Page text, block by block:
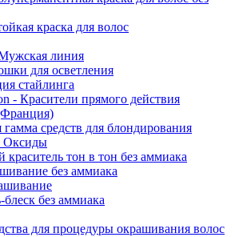
краска для волос
линия
для осветления
стайлинга
- Красители прямого действия
средств для блондирования
Оксиды
тон в тон без аммиака
без аммиака
без аммиака
для процедуры окрашивания волос